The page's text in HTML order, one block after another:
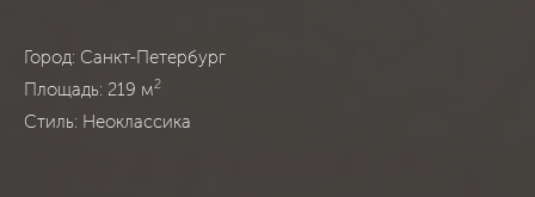
ЖК «The Residence», Санкт-Петербург, Неоклассика, 219
Город: Санкт-Петербург
Площадь: 219 м2
Стиль: Неоклассика